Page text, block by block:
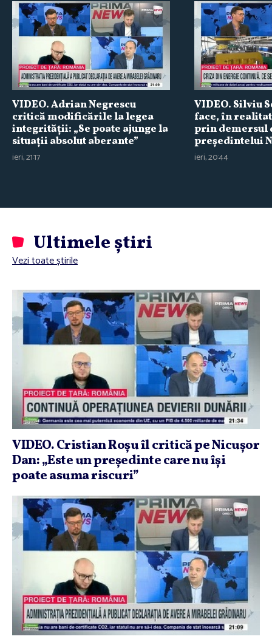
VIDEO. Adrian Negrescu
critică modificările la legea
integrităţii: „Se poate ajunge la
situaţii absolut aberante”
ieri, 21:17
VIDEO. Silviu
face, în
prin demersul
preşedintelui
ieri, 20:44
Ultimele știri
Vezi toate știrile
VIDEO. Cristian Roşu îl critică pe Nicuşor
Dan: „Este un preşedinte care nu îşi
poate asuma riscuri”